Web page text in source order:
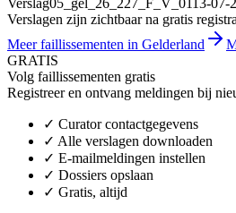
Verslagen zijn zichtbaar na gratis
Meer faillissementen in Gelderland
GRATIS
Volg faillissementen gratis
Registreer en ontvang meldingen bij
✓ Curator contactgegevens
✓ Alle verslagen downloaden
✓ E-mailmeldingen instellen
✓ Dossiers opslaan
✓ Gratis, altijd